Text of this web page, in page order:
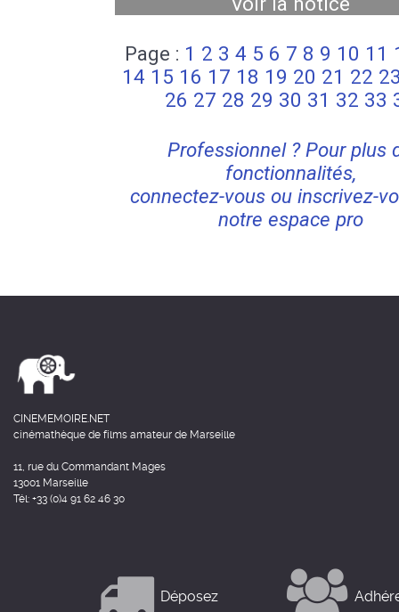
Page : 1 2 3 4 5 6 7 8 9 10 11
14 15 16 17 18 19 20 21 22
26 27 28 29 30 31 32 33
Professionnel ? Pour plus
fonctionnalités,
connectez-vous ou inscrivez-
notre espace pro
CINEMEMOIRE.NET
cinémathèque de films amateur de Marseille
11, rue du Commandant Mages
13001 Marseille
Tél: +33 (0)4 91 62 46 30
Déposez